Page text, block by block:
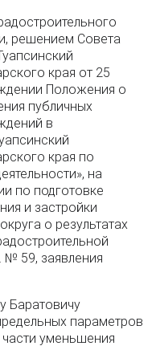
решением Совета
края от 25
Положения о
публичных
в
края по
на
по подготовке
и застройки
о результатах
№ 59, заявления
Баратовичу
параметров
уменьшения